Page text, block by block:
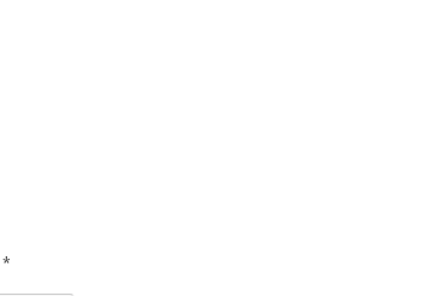
*